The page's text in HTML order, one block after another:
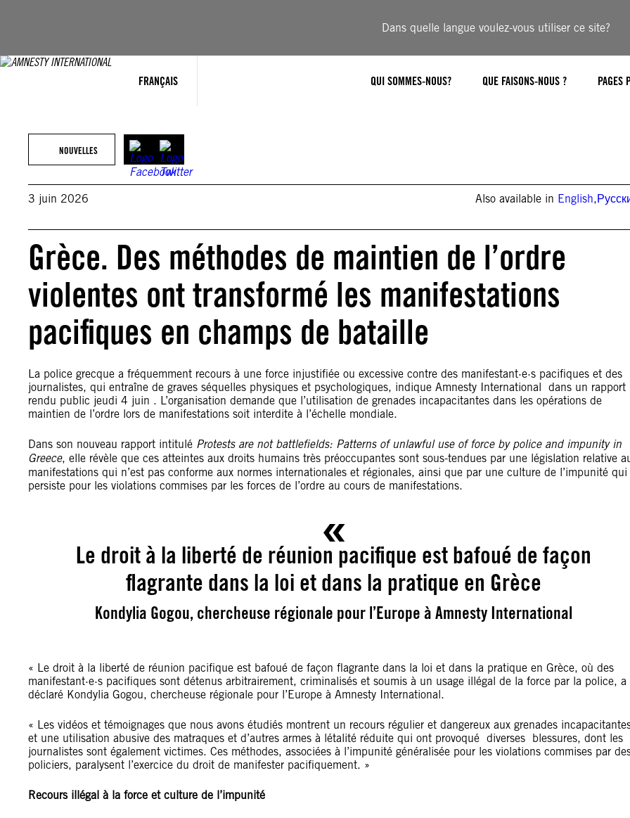
Dans quelle langue voulez-vous utiliser ce site?
FRANÇAIS QUI SOMMES-NOUS? QUE FAISONS-NOUS ? PAGES
NOUVELLES
3 juin 2026 Also available in English,
Grèce. Des méthodes de maintien de l’ordre
violentes ont transformé les manifestations
pacifiques en champs de bataille
La police grecque a fréquemment recours à une force injustifiée ou excessive contre des manifestant·e·s pacifiques et des
journalistes, qui entraîne de graves séquelles physiques et psychologiques, indique Amnesty International dans un rapport
rendu public jeudi 4 juin . L’organisation demande que l’utilisation de grenades incapacitantes dans les opérations de
maintien de l’ordre lors de manifestations soit interdite à l’échelle mondiale.
Dans son nouveau rapport intitulé Protests are not battlefields: Patterns of unlawful use of force by police and impunity in
Greece, elle révèle que ces atteintes aux droits humains très préoccupantes sont sous-tendues par une législation relative
manifestations qui n’est pas conforme aux normes internationales et régionales, ainsi que par une culture de l’impunité qui
persiste pour les violations commises par les forces de l’ordre au cours de manifestations.
Le droit à la liberté de réunion pacifique est bafoué de façon
flagrante dans la loi et dans la pratique en Grèce
Kondylia Gogou, chercheuse régionale pour l’Europe à Amnesty International
« Le droit à la liberté de réunion pacifique est bafoué de façon flagrante dans la loi et dans la pratique en Grèce, où des
manifestant·e·s pacifiques sont détenus arbitrairement, criminalisés et soumis à un usage illégal de la force par la police, a
déclaré Kondylia Gogou, chercheuse régionale pour l’Europe à Amnesty International.
« Les vidéos et témoignages que nous avons étudiés montrent un recours régulier et dangereux aux grenades
et une utilisation abusive des matraques et d’autres armes à létalité réduite qui ont provoqué diverses blessures, dont les
journalistes sont également victimes. Ces méthodes, associées à l’impunité généralisée pour les violations commises par
policiers, paralysent l’exercice du droit de manifester pacifiquement. »
Recours illégal à la force et culture de l’impunité